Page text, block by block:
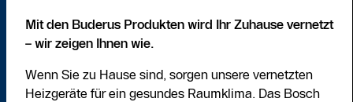
Mit den Buderus Produkten wird Ihr Zuhause vernetzt
– wir zeigen Ihnen wie.
Wenn Sie zu Hause sind, sorgen unsere vernetzten
Heizgeräte für ein gesundes Raumklima. Das Bosch